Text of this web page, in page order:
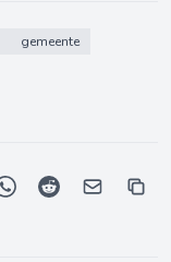
gemeente